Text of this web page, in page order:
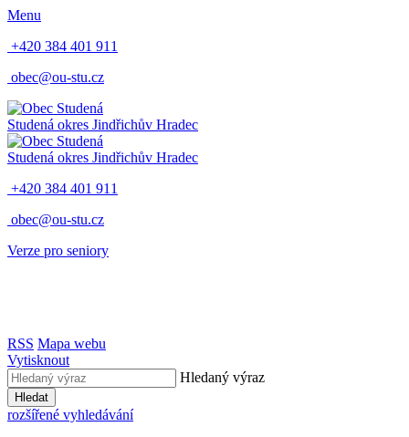
Menu
+420 384 401 911
obec@ou-stu.cz
Studená okres Jindřichův Hradec
Studená okres Jindřichův Hradec
+420 384 401 911
obec@ou-stu.cz
Verze pro seniory
RSS Mapa webu
Vytisknout
Hledaný výraz
Hledat
rozšířené vyhledávání